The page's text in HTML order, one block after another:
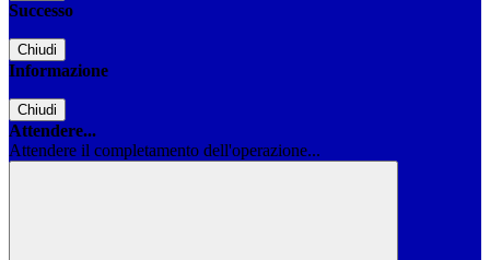
Successo
Chiudi
Informazione
Chiudi
Attendere...
Attendere il completamento dell'operazione...